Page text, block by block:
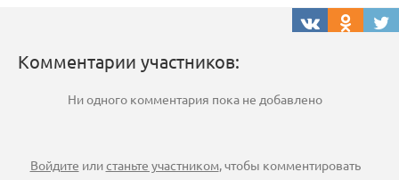
Комментарии участников:
Ни одного комментария пока не добавлено
Войдите илистаньте участником, чтобы комментировать